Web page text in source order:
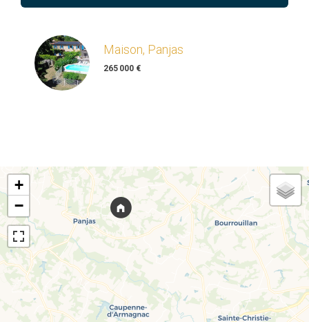
Maison, Panjas
265 000 €
+
−